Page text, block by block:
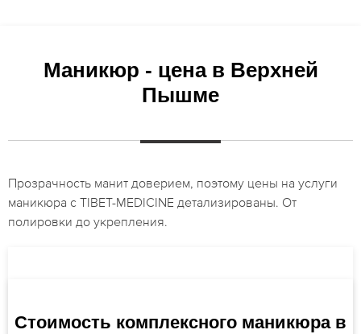
Маникюр - цена в Верхней
Пышме
Прозрачность манит доверием, поэтому цены на услуги
маникюра с TIBET-MEDICINE детализированы. От
полировки до укрепления.
Стоимость комплексного маникюра в